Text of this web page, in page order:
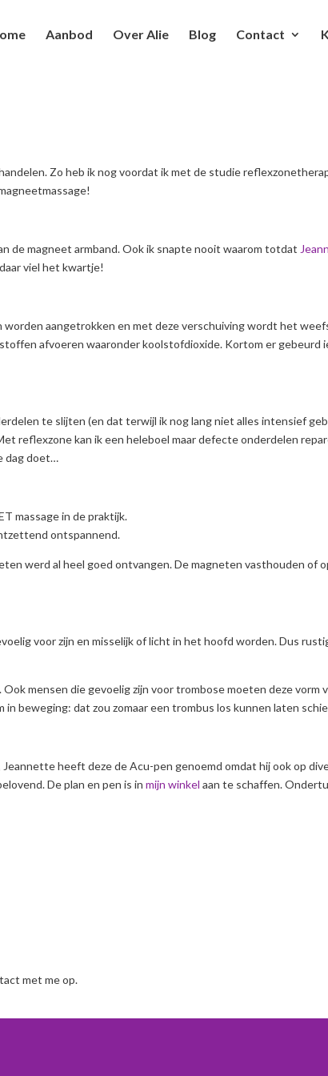
Aanbod Over Alie Blog Contact
Zo heb ik nog voordat ik met de studie
de magneet armband. Ook ik snapte nooit waarom totdat
viel het kwartje!
aangetrokken en met deze verschuiving wordt het
afvoeren waaronder koolstofdioxide. Kortom er gebeurd
te slijten (en dat terwijl ik nog lang niet alles intensief
reflexzone kan ik een heleboel maar defecte onderdelen
dag doet…
massage in de praktijk.
ontspannend.
werd al heel goed ontvangen. De magneten vasthouden of
voor zijn en misselijk of licht in het hoofd worden. Dus
mensen die gevoelig zijn voor trombose moeten deze vorm
beweging: dat zou zomaar een trombus los kunnen laten
heeft deze de Acu-pen genoemd omdat hij ook op
De plan en pen is inmijn winkel aan te schaffen.
met me op.